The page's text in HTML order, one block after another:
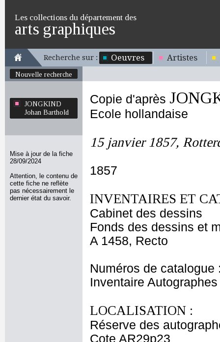
Les collections du département des
arts graphiques
Recherche sur : Oeuvres Artistes
Nouvelle recherche
JONGKIND
Johan Barthold
Mise à jour de la fiche
28/09/2024
Attention, le contenu de
cette fiche ne reflète
pas nécessairement le
dernier état du savoir.
Copie d'après
Ecole hollandaise
15 janvier 1857,
1857
INVENTAIRES ET
Cabinet des dessins
Fonds des dessins et
A 1458, Recto
Numéros de catalogue
Inventaire
LOCALISATION :
Réserve des
Cote AR29p23